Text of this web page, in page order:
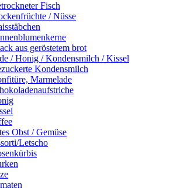
Fisch
/ Nüsse
aus geröstetem brot
/ Honig / Kondensmilch / Kissel
Kondensmilch
Marmelade
Obst / Gemüse
Letscho